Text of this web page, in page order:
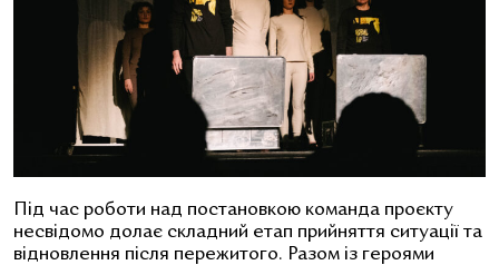
Під час роботи над постановкою команда проєкту
несвідомо долає складний етап прийняття ситуації та
відновлення після пережитого. Разом із героями